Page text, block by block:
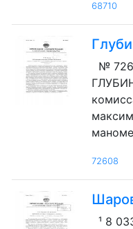
68710
№
72608
¹ 8